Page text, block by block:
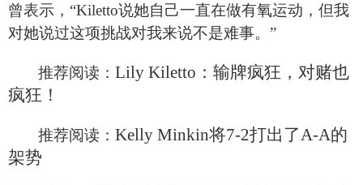
曾表示，“Kiletto说她自己一直在做有氧运动，但我
对她说过这项挑战对我来说不是难事。”
推荐阅读： Lily Kiletto ：输牌疯狂，对赌也
疯狂！
推荐阅读： Kelly Minkin将7-2打出了A-A的
架势